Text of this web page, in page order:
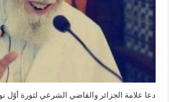
دعا علامة الجزائر والقاضي الشرعي لثورة أوّل